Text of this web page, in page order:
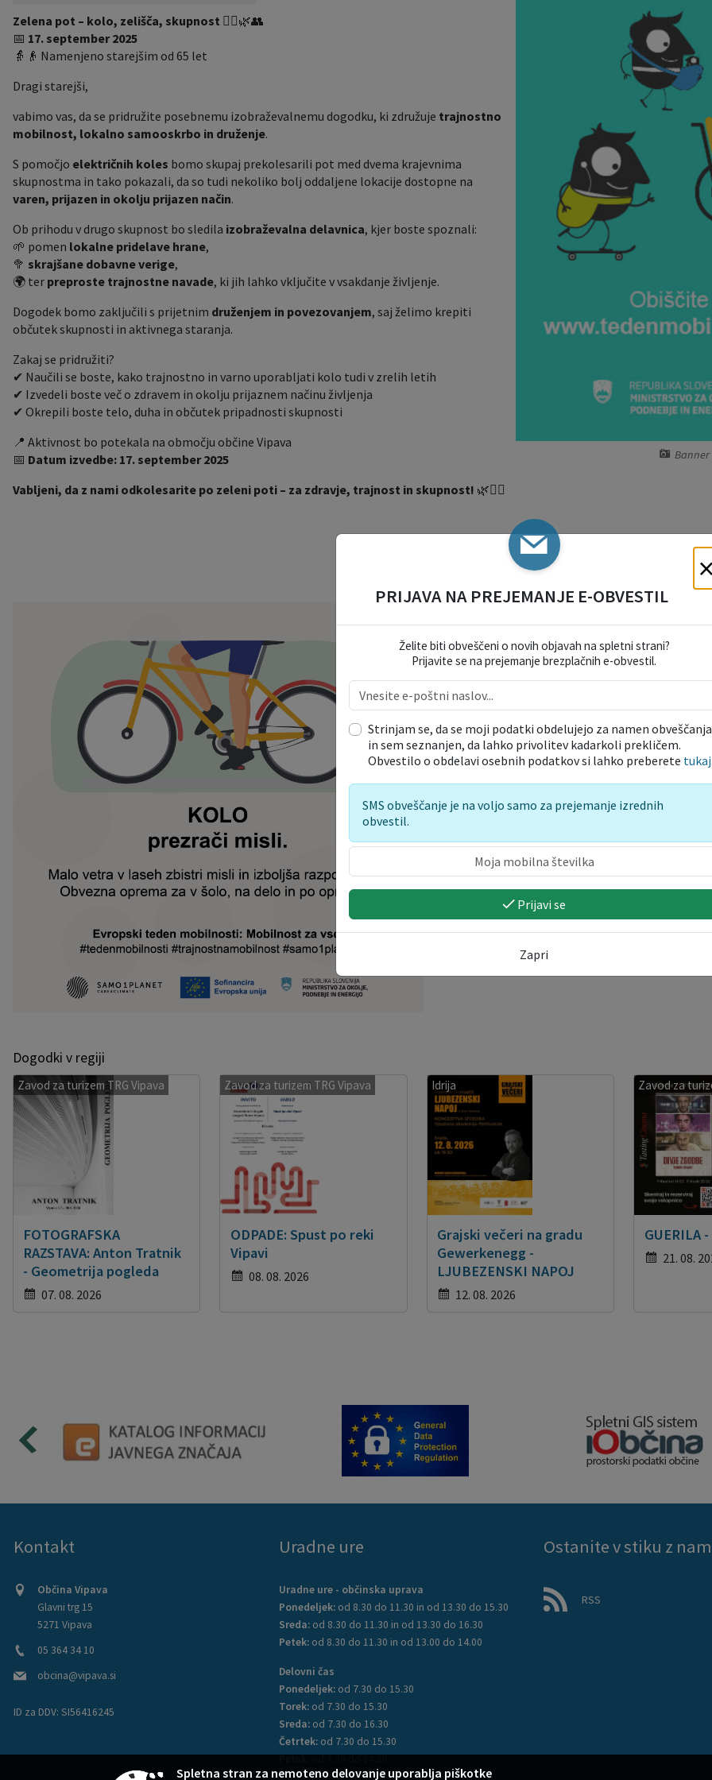
Banner
Zelena pot – kolo, zelišča, skupnost 🚴‍♀️🌿👥
📅 17. september 2025
👵👴 Namenjeno starejšim od 65 let
Dragi starejši,
vabimo vas, da se pridružite posebnemu izobraževalnemu dogodku, ki združuje trajnostno
mobilnost, lokalno samooskrbo in druženje.
S pomočjo električnih koles bomo skupaj prekolesarili pot med dvema krajevnima
skupnostma in tako pokazali, da so tudi nekoliko bolj oddaljene lokacije dostopne na
varen, prijazen in okolju prijazen način.
Ob prihodu v drugo skupnost bo sledila izobraževalna delavnica, kjer boste spoznali:
🌱 pomen lokalne pridelave hrane,
🥦 skrajšane dobavne verige,
🌍 ter preproste trajnostne navade, ki jih lahko vključite v vsakdanje življenje.
Dogodek bomo zaključili s prijetnim druženjem in povezovanjem, saj želimo krepiti
občutek skupnosti in aktivnega staranja.
Zakaj se pridružiti?
✔ Naučili se boste, kako trajnostno in varno uporabljati kolo tudi v zrelih letih
✔ Izvedeli boste več o zdravem in okolju prijaznem načinu življenja
✔ Okrepili boste telo, duha in občutek pripadnosti skupnosti
📍 Aktivnost bo potekala na območju občine Vipava
📅 Datum izvedbe: 17. september 2025
Vabljeni, da z nami odkolesarite po zeleni poti – za zdravje, trajnost in skupnost! 🌿🚴‍♂️
Dogodki v regiji
Zavod za turizem TRG Vipava
FOTOGRAFSKA
RAZSTAVA: Anton Tratnik
- Geometrija pogleda
07. 08. 2026
Zavod za turizem TRG Vipava
ODPADE: Spust po reki
Vipavi
08. 08. 2026
Idrija
Grajski večeri na gradu
Gewerkenegg -
LJUBEZENSKI NAPOJ
12. 08. 2026
Zavod za
GUERILA
21. 08.
Kontakt
Občina Vipava
Glavni trg 15
5271 Vipava
05 364 34 10
obcina@vipava.si
ID za DDV: SI56416245
Uradne ure
Uradne ure - občinska uprava
Ponedeljek: od 8.30 do 11.30 in od 13.30 do 15.30
Sreda: od 8.30 do 11.30 in od 13.30 do 16.30
Petek: od 8.30 do 11.30 in od 13.00 do 14.00
Delovni čas
Ponedeljek: od 7.30 do 15.30
Torek: od 7.30 do 15.30
Sreda: od 7.30 do 16.30
Četrtek: od 7.30 do 15.30
Ostanite v stiku z
RSS
Spletna stran za nemoteno delovanje uporablja piškotke
Krajevne skupnosti
Naselja v občini
Varstvo osebnih podatkov
Temeljni akti občine
Strateški dokumenti
Katalog informacij javnega značaja
Predpisi in odloki
Lokalno glasilo
Lokalne volitve
Načrt ravnanja s stvarnim premoženjem
PRIJAVA NA PREJEMANJE E-OBVESTIL
Želite biti obveščeni o novih objavah na spletni strani?
Prijavite se na prejemanje brezplačnih e-obvestil.
Strinjam se, da se moji podatki obdelujejo za namen obveščanja
in sem seznanjen, da lahko privolitev kadarkoli prekličem.
Obvestilo o obdelavi osebnih podatkov si lahko preberete tukaj
SMS obveščanje je na voljo samo za prejemanje izrednih
obvestil.
Prijavi se
Zapri